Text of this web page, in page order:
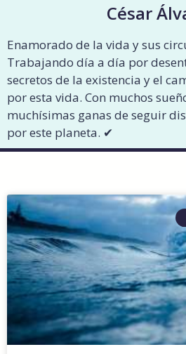
César
Enamorado de la vida y sus
Trabajando día a día por
secretos de la existencia y el
por esta vida. Con muchos
muchísimas ganas de seguir
por este planeta. ✔︎